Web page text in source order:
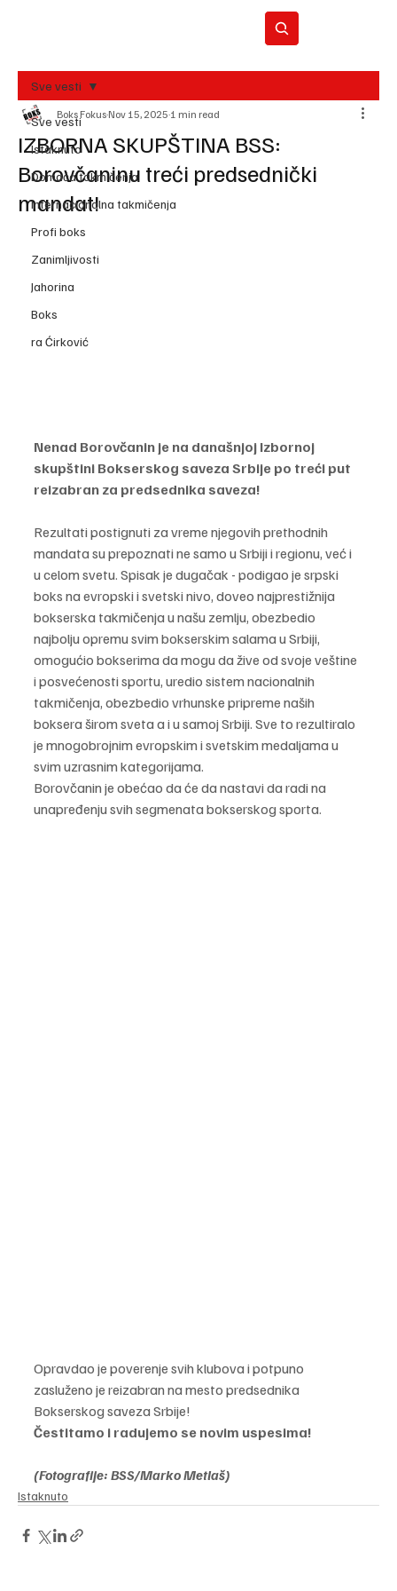
REC
Sve vesti
Istaknuto
Domaća takmičenja
Internacionalna takmičenja
Profi boks
Zanimljivosti
Jahorina
Boks
ra Ćirković
Sve vesti
IZBORNA SKUPŠTINA BSS:
Borovčaninu treći predsednički
mandat!
Boks Fokus Nov 15, 2025 1 min read
Nenad Borovčanin je na današnjoj Izbornoj
skupštini Bokserskog saveza Srbije po treći put
reizabran za predsednika saveza!
Rezultati postignuti za vreme njegovih prethodnih
mandata su prepoznati ne samo u Srbiji i regionu, već i
u celom svetu. Spisak je dugačak - podigao je srpski
boks na evropski i svetski nivo, doveo najprestižnija
bokserska takmičenja u našu zemlju, obezbedio
najbolju opremu svim bokserskim salama u Srbiji,
omogućio bokserima da mogu da žive od svoje veštine
i posvećenosti sportu, uredio sistem nacionalnih
takmičenja, obezbedio vrhunske pripreme naših
boksera širom sveta a i u samoj Srbiji. Sve to rezultiralo
je mnogobrojnim evropskim i svetskim medaljama u
svim uzrasnim kategorijama.
Borovčanin je obećao da će da nastavi da radi na
unapređenju svih segmenata bokserskog sporta.
Opravdao je poverenje svih klubova i potpuno
zasluženo je reizabran na mesto predsednika
Bokserskog saveza Srbije!
Čestitamo i radujemo se novim uspesima!
(Fotografije: BSS/Marko Metlaš)
Istaknuto